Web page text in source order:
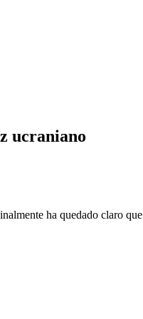
ucraniano
ha quedado claro